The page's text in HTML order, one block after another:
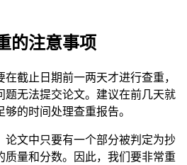
的注意事项
截止日期前一两天才进行查重，
题无法提交论文。建议在前几天就
的时间处理查重报告。
论文中只要有一个部分被判定为抄
质量和分数。因此，我们要非常重